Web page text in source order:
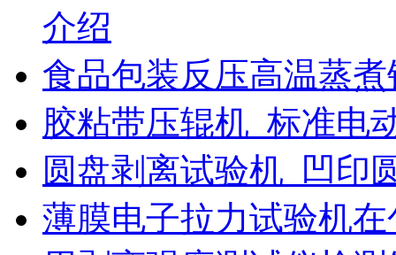
介绍
食品包装反压高温蒸
胶粘带压辊机_标准电
圆盘剥离试验机_凹印
薄膜电子拉力试验机